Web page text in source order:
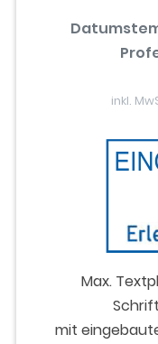
inkl.
Max.
mit